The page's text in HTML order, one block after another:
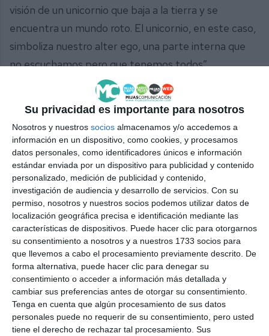
Su privacidad es importante para nosotros
Nosotros y nuestros socios almacenamos y/o accedemos a
información en un dispositivo, como cookies, y procesamos
datos personales, como identificadores únicos e información
estándar enviada por un dispositivo para publicidad y contenido
personalizado, medición de publicidad y contenido,
investigación de audiencia y desarrollo de servicios. Con su
permiso, nosotros y nuestros socios podemos utilizar datos de
localización geográfica precisa e identificación mediante las
características de dispositivos. Puede hacer clic para otorgarnos
su consentimiento a nosotros y a nuestros 1733 socios para
que llevemos a cabo el procesamiento previamente descrito. De
forma alternativa, puede hacer clic para denegar su
consentimiento o acceder a información más detallada y
cambiar sus preferencias antes de otorgar su consentimiento.
Tenga en cuenta que algún procesamiento de sus datos
personales puede no requerir de su consentimiento, pero usted
tiene el derecho de rechazar tal procesamiento. Sus
visión de un unicornio que baja a la tierra y se
encuentra un mundo roto. El unicornio, en este caso,
simboliza nuestro alter ego, una parte interna que
no escuchamos pero que tenemos todos”.
La próxima cita de este ciclo será el 5 de junio en la
Tenencia de Alcaldía de La Cala, a las 19:00 horas. En
esta ocasión conoceremos la literatura de José
Ponce y Paco Vicario.
Comparte esta noticia desde el siguiente enlace:
https://mijascom.com/?a=38300
MIJAS CULTURA